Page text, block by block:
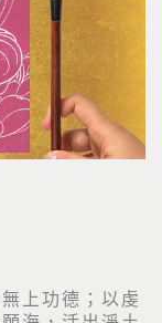
上功德；以虔